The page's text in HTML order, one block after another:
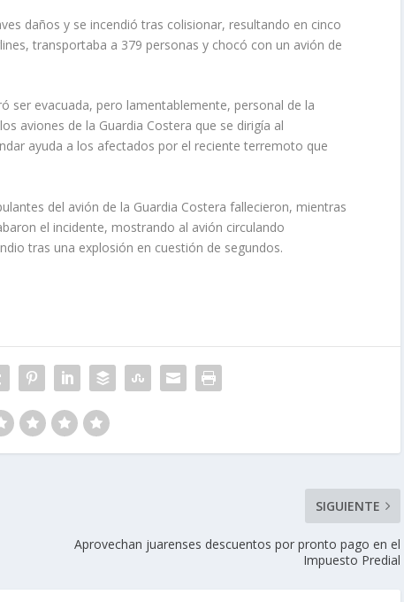
daños y se incendió tras colisionar, resultando en cinco
transportaba a 379 personas y chocó con un avión de
ser evacuada, pero lamentablemente, personal de la
aviones de la Guardia Costera que se dirigía al
ayuda a los afectados por el reciente terremoto que
del avión de la Guardia Costera fallecieron, mientras
el incidente, mostrando al avión circulando
tras una explosión en cuestión de segundos.
SIGUIENTE
Aprovechan juarenses descuentos por pronto pago en el
Impuesto Predial